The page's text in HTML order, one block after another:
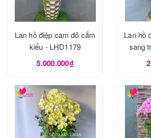
Lan hồ điệp cam đỏ cắm
kiểu - LHD1179
5.000.000₫
Lan hồ
sang